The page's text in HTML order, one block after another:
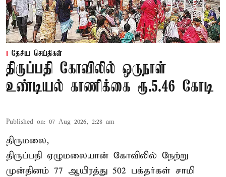
தேசிய செய்திகள்
திருப்பதி கோவிலில் ஒருநாள்
உண்டியல் காணிக்கை ரூ.5.46 கோடி
Published on: 07 Aug 2026, 2:28 am
திருமலை,
திருப்பதி ஏழுமலையான் கோவிலில் நேற்று
முன்தினம் 77 ஆயிரத்து 502 பக்தர்கள் சாமி